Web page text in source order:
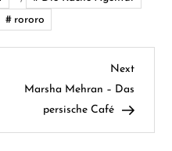
rororo
Next
Post
Next
Marsha Mehran – Das
persische Café